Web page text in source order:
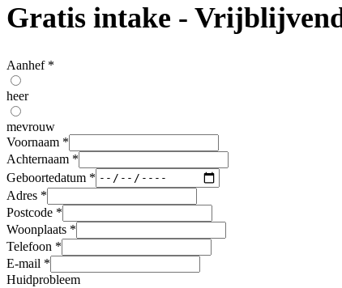
Gratis intake -
Aanhef *
heer
mevrouw
Voornaam *
Achternaam *
Geboortedatum *
Adres *
Postcode *
Woonplaats *
Telefoon *
E-mail *
Huidprobleem